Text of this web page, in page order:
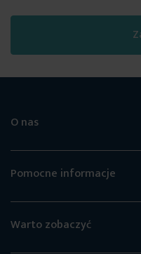
O nas
Pomocne informacje
Warto zobaczyć